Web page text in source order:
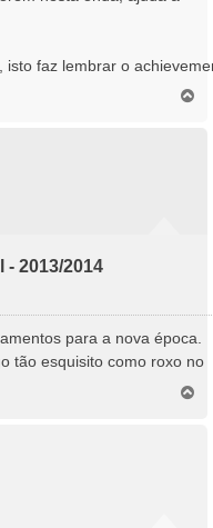
isto faz lembrar o
2013/2014
para a nova época.
tão esquisito como roxo no